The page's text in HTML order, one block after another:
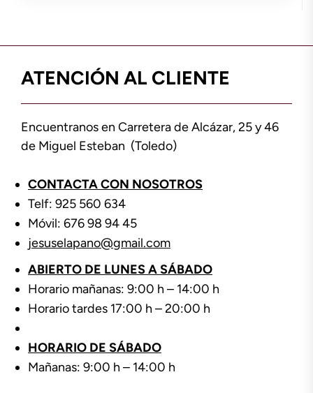
ATENCIÓN AL CLIENTE
Encuentranos en Carretera de Alcázar, 25 y 46
de Miguel Esteban (Toledo)
CONTACTA CON NOSOTROS
Telf: 925 560 634
Móvil: 676 98 94 45
jesuselapano@gmail.com
ABIERTO DE LUNES A SÁBADO
Horario mañanas: 9:00 h – 14:00 h
Horario tardes 17:00 h – 20:00 h
HORARIO DE SÁBADO
Mañanas: 9:00 h – 14:00 h